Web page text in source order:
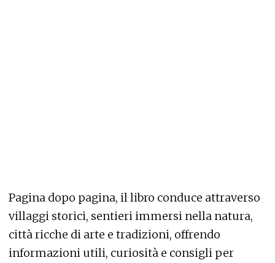
Pagina dopo pagina, il libro conduce attraverso
villaggi storici, sentieri immersi nella natura,
città ricche di arte e tradizioni, offrendo
informazioni utili, curiosità e consigli per